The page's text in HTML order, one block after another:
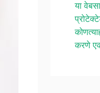
या
करणे